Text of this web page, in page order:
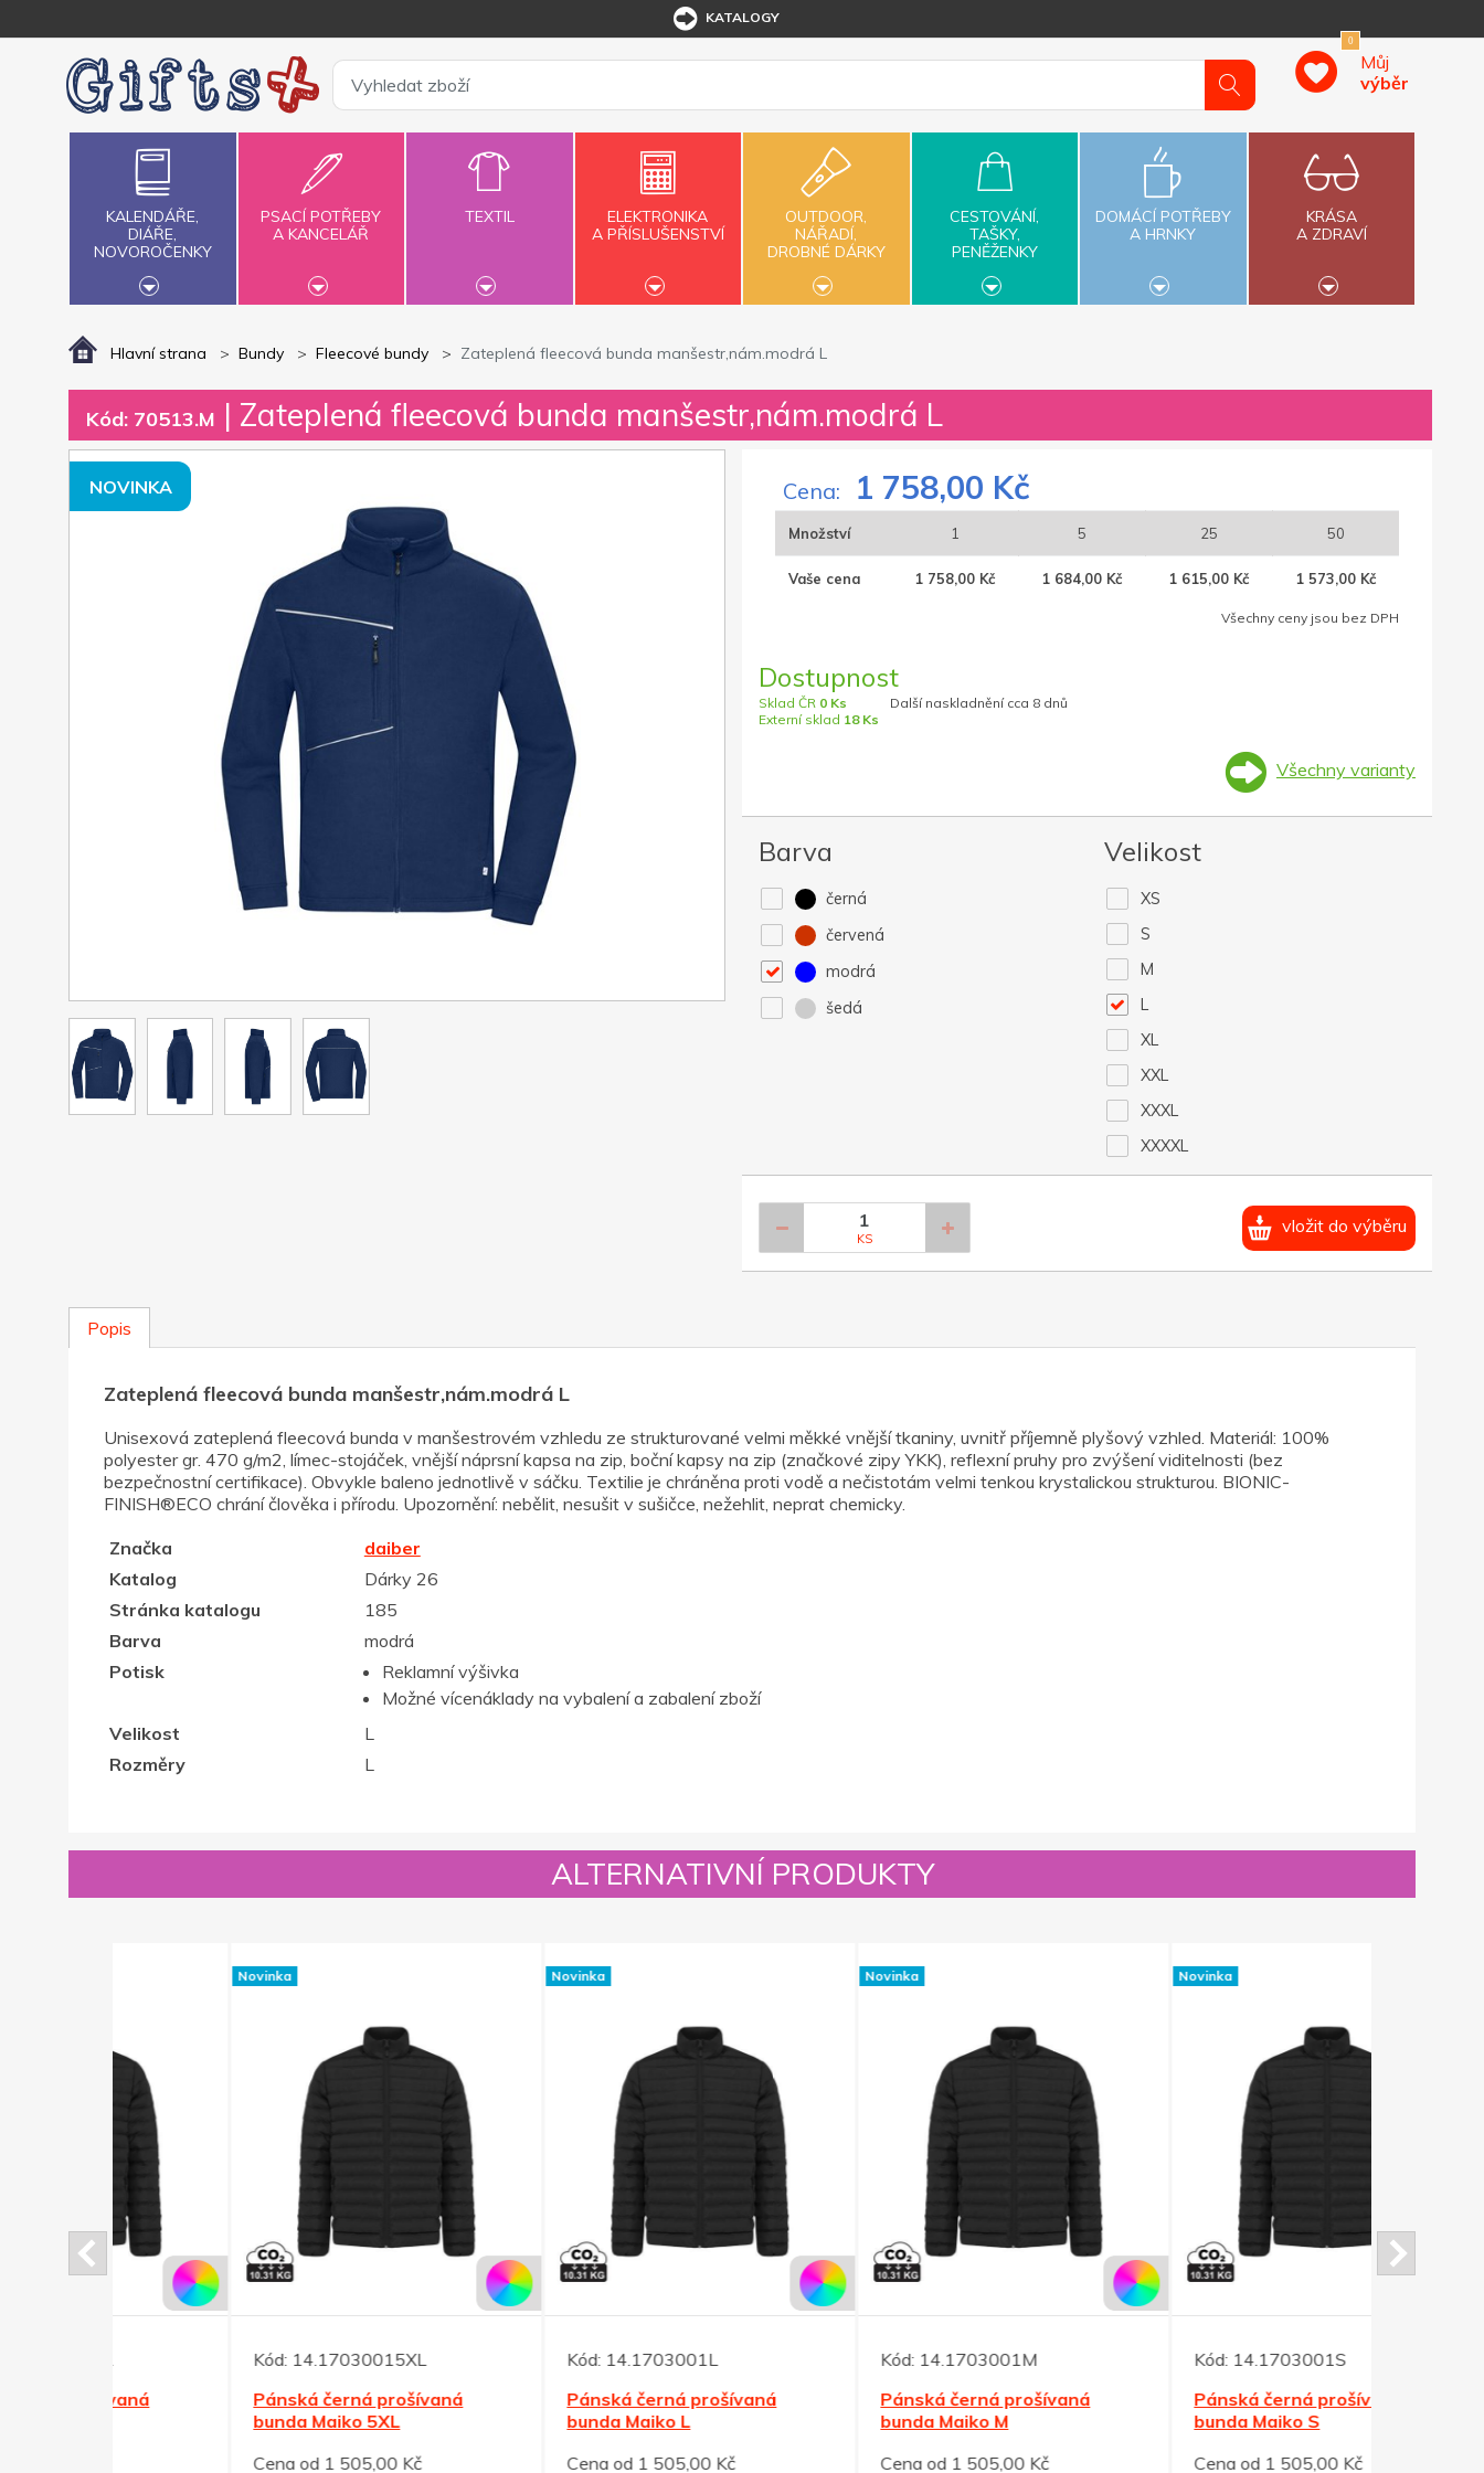
KATALOGY
0
Můj
výběr
KALENDÁŘE,
DIÁŘE,
NOVOROČENKY
PSACÍ POTŘEBY
A KANCELÁŘ
TEXTIL
ELEKTRONIKA
A PŘÍSLUŠENSTVÍ
OUTDOOR,
NÁŘADÍ,
DROBNÉ DÁRKY
CESTOVÁNÍ,
TAŠKY,
PENĚŽENKY
DOMÁCÍ POTŘEBY
A HRNKY
KRÁSA
A ZDRAVÍ
Hlavní strana Bundy Fleecové bundy Zateplená fleecová bunda manšestr,nám.modrá L
Kód: 70513.M | Zateplená fleecová bunda manšestr,nám.modrá L
NOVINKA Cena: 1 758,00 Kč
Množství 1 5 25 50
Vaše cena 1 758,00 Kč 1 684,00 Kč 1 615,00 Kč 1 573,00 Kč
Všechny ceny jsou bez DPH
Dostupnost
Sklad ČR 0 Ks
Externí sklad 18 Ks
Další naskladnění cca 8 dnů
Všechny varianty
Barva
černá
červená
modrá
šedá
Velikost
XS
S
M
L
XL
XXL
XXXL
XXXXL
KS
vložit do výběru
Popis
Zateplená fleecová bunda manšestr,nám.modrá L
Unisexová zateplená fleecová bunda v manšestrovém vzhledu ze strukturované velmi měkké vnější tkaniny, uvnitř příjemně plyšový vzhled. Materiál: 100%
polyester gr. 470 g/m2, límec-stojáček, vnější náprsní kapsa na zip, boční kapsy na zip (značkové zipy YKK), reflexní pruhy pro zvýšení viditelnosti (bez
bezpečnostní certifikace). Obvykle baleno jednotlivě v sáčku. Textilie je chráněna proti vodě a nečistotám velmi tenkou krystalickou strukturou. BIONIC-
FINISH®ECO chrání člověka i přírodu. Upozornění: nebělit, nesušit v sušičce, nežehlit, neprat chemicky.
Značka
daiber
Katalog
Dárky 26
Stránka katalogu
185
Barva
modrá
Potisk
Reklamní výšivka
Možné vícenáklady na vybalení a zabalení zboží
Velikost
L
Rozměry
L
ALTERNATIVNÍ PRODUKTY
14.17030015XL
Pánská černá prošívaná
bunda Maiko 5XL
Cena od 1 505,00 Kč
14.1703001L
Pánská černá prošívaná
bunda Maiko L
Cena od 1 505,00 Kč
14.1703001M
Pánská černá prošívaná
bunda Maiko M
Cena od 1 505,00 Kč
14.1703001S
Pánská černá prošívaná
bunda Maiko S
Cena od 1 505,00 Kč